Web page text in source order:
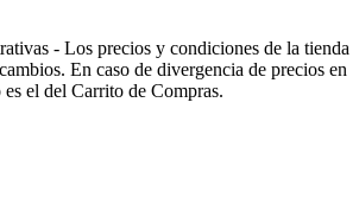
- Los precios y condiciones de la tienda
En caso de divergencia de precios en
el del Carrito de Compras.